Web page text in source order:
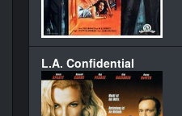
L.A. Confidential